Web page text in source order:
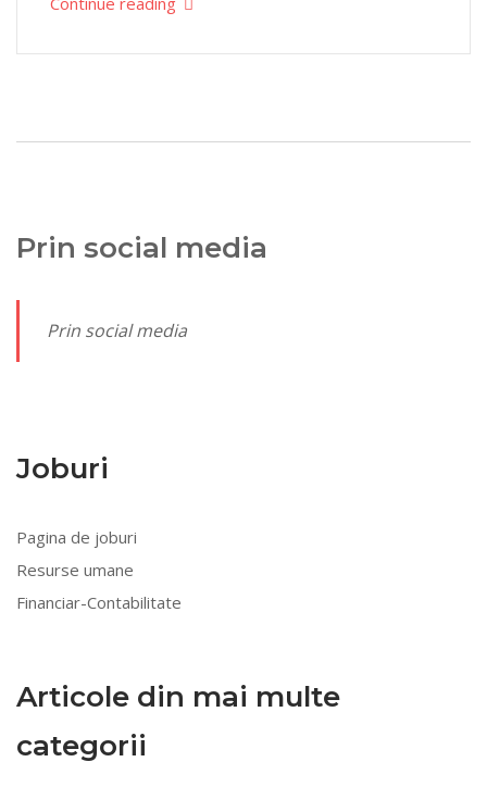
Prin social media
Prin social media
Joburi
Pagina de joburi
Resurse umane
Financiar-Contabilitate
Articole din mai multe
categorii